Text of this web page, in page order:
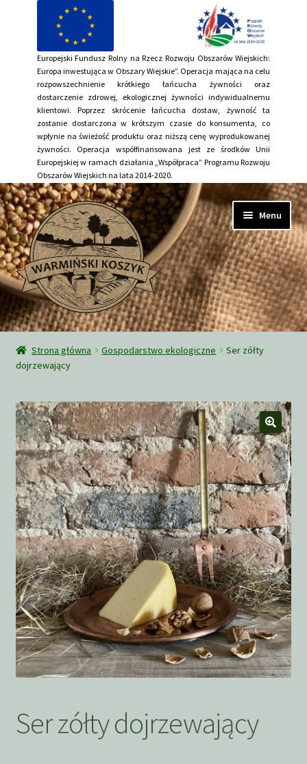
Europejski Fundusz Rolny na Rzecz Rozwoju Obszarów Wiejskich:
Europa inwestująca w Obszary Wiejskie”. Operacja mająca na celu
rozpowszechnienie krótkiego łańcucha żywności oraz
dostarczenie zdrowej, ekologicznej żywności indywidualnemu
klientowi. Poprzez skrócenie łańcucha dostaw, żywność ta
zostanie dostarczona w krótszym czasie do konsumenta, co
wpłynie na świeżość produktu oraz niższą cenę wyprodukowanej
żywności. Operacja współfinansowana jest ze środków Unii
Europejskiej w ramach działania „Współpraca” Programu Rozwoju
Obszarów Wiejskich na lata 2014-2020.
Przejdź
do
nawigacji
Przejdź
do
treści
Menu
Sklep
Rozwiń
O nas
Wysyłka
Zamówienie
Ciekawe teksty
Strona główna Gospodarstwo ekologiczne
Ser zółty
dojrzewający
Ser zółty dojrzewający